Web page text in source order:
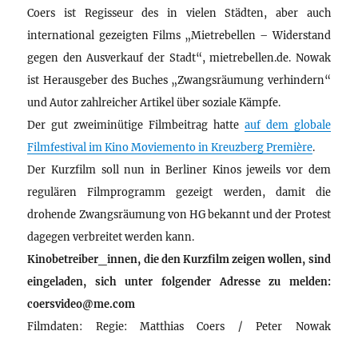
Coers ist Regisseur des in vielen Städten, aber auch
international gezeigten Films „Mietrebellen – Widerstand
gegen den Ausverkauf der Stadt“, mietrebellen.de. Nowak
ist Herausgeber des Buches „Zwangsräumung verhindern“
und Autor zahlreicher Artikel über soziale Kämpfe.
Der gut zweiminütige Filmbeitrag hatte auf dem globale
Filmfestival im Kino Moviemento in Kreuzberg Première.
Der Kurzfilm soll nun in Berliner Kinos jeweils vor dem
regulären Filmprogramm gezeigt werden, damit die
drohende Zwangsräumung von HG bekannt und der Protest
dagegen verbreitet werden kann.
Kinobetreiber_innen, die den Kurzfilm zeigen wollen, sind
eingeladen, sich unter folgender Adresse zu melden:
coersvideo@me.com
Filmdaten: Regie: Matthias Coers / Peter Nowak